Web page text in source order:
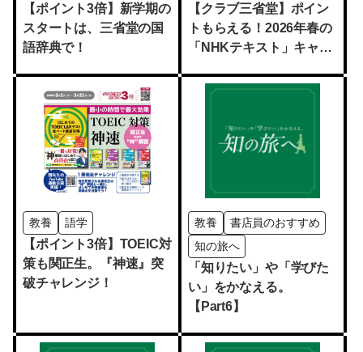
【ポイント3倍】新学期の
スタートは、三省堂の国
語辞典で！
【クラブ三省堂】ポイン
トもらえる！2026年春の
「NHKテキスト」キャン
教養 語学
【ポイント3倍】TOEIC対
策も関正生。『神速』突
破チャレンジ！
教養
書店員のおすすめ
知の旅へ
「知りたい」や「学びた
い」をかなえる。
【Part6】